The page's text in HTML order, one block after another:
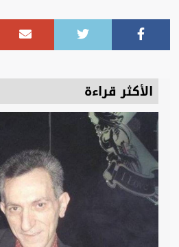
الأكثر قراءة